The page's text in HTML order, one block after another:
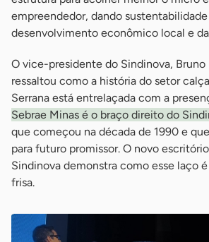
empreendedor, dando
desenvolvimento econômico local e da
O vice-presidente do Sindinova, Bruno
ressaltou como a história do setor
Serrana está entrelaçada com a
Sebrae Minas é o braço direito do
que começou na década de 1990 e
para futuro promissor. O novo
Sindinova demonstra como esse laço
frisa.